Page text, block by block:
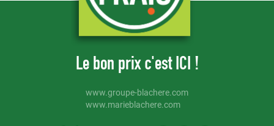
Le bon prix c'est ICI !
www.groupe-blachere.com
www.marieblachere.com